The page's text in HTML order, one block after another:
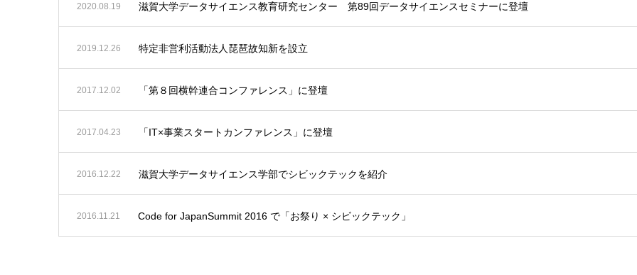
2020.08.19 滋賀大学データサイエンス教育研究センター 第89回データサイエンスセミナーに登壇
2019.12.26 特定非営利活動法人琵琶故知新を設立
2017.12.02 「第８回横幹連合コンファレンス」に登壇
2017.04.23 「IT×事業スタートカンファレンス」に登壇
2016.12.22 滋賀大学データサイエンス学部でシビックテックを紹介
2016.11.21 Code for JapanSummit 2016 で「お祭り × シビックテック」